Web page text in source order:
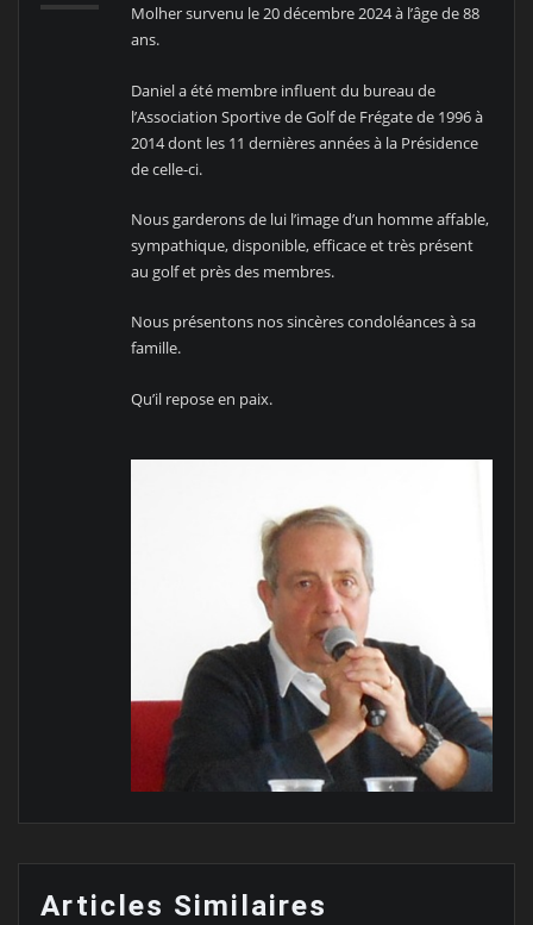
Molher survenu le 20 décembre 2024 à l’âge de 88
ans.
Daniel a été membre influent du bureau de
l’Association Sportive de Golf de Frégate de 1996 à
2014 dont les 11 dernières années à la Présidence
de celle-ci.
Nous garderons de lui l’image d’un homme affable,
sympathique, disponible, efficace et très présent
au golf et près des membres.
Nous présentons nos sincères condoléances à sa
famille.
Qu’il repose en paix.
Articles Similaires